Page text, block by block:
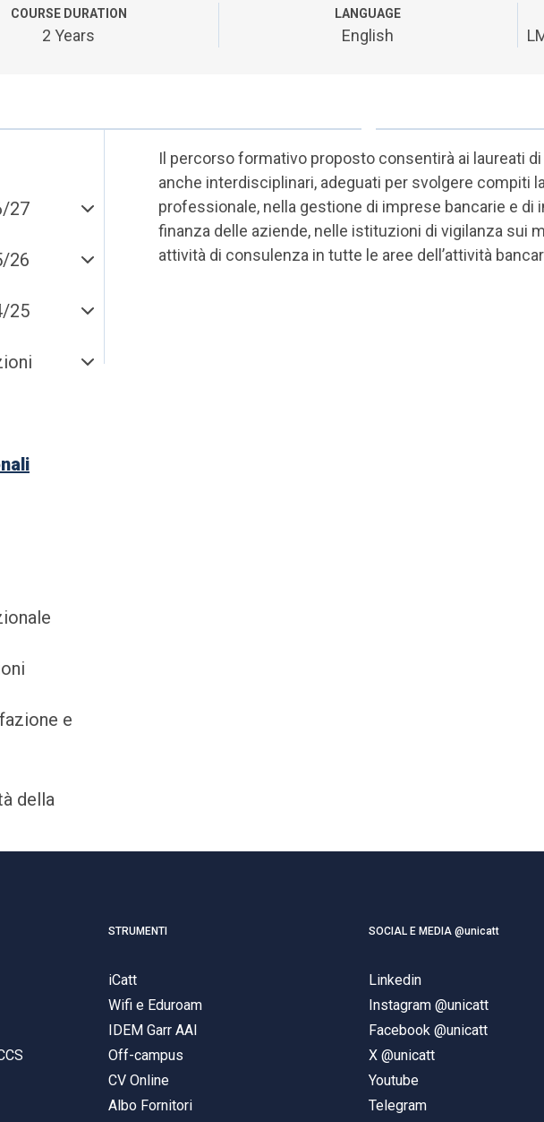
COURSE DURATION
2 Years
LANGUAGE
English
27
26
25
e
della
Il percorso formativo proposto consentirà ai laureati
anche interdisciplinari, adeguati per svolgere compiti
professionale, nella gestione di imprese bancarie e di
finanza delle aziende, nelle istituzioni di vigilanza sui
attività di consulenza in tutte le aree dell’attività
STRUMENTI
iCatt
Wifi e Eduroam
IDEM Garr AAI
Off-campus
CV Online
Albo Fornitori
SOCIAL E MEDIA @unicatt
Linkedin
Instagram @unicatt
Facebook @unicatt
X @unicatt
Youtube
Telegram